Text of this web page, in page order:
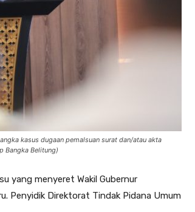
kasus dugaan pemalsuan surat dan/atau akta
Bangka Belitung)
yang menyeret Wakil Gubernur
Penyidik Direktorat Tindak Pidana Umum